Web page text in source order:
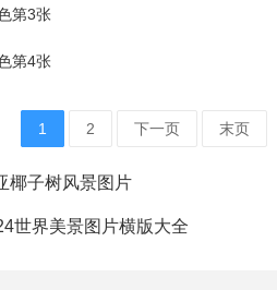
1 2 下一页 末页
椰子树风景图片
世界美景图片横版大全